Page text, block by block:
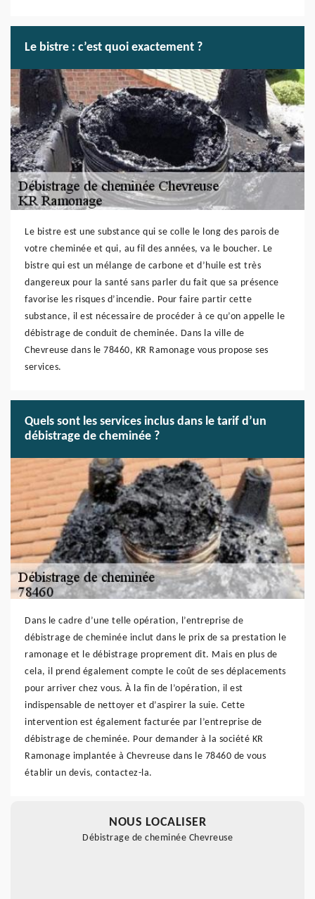
Le bistre : c’est quoi exactement ?
Le bistre est une substance qui se colle le long des parois de
votre cheminée et qui, au fil des années, va le boucher. Le
bistre qui est un mélange de carbone et d’huile est très
dangereux pour la santé sans parler du fait que sa présence
favorise les risques d’incendie. Pour faire partir cette
substance, il est nécessaire de procéder à ce qu’on appelle le
débistrage de conduit de cheminée. Dans la ville de
Chevreuse dans le 78460, KR Ramonage vous propose ses
services.
Quels sont les services inclus dans le tarif d’un
débistrage de cheminée ?
Dans le cadre d’une telle opération, l’entreprise de
débistrage de cheminée inclut dans le prix de sa prestation le
ramonage et le débistrage proprement dit. Mais en plus de
cela, il prend également compte le coût de ses déplacements
pour arriver chez vous. À la fin de l’opération, il est
indispensable de nettoyer et d’aspirer la suie. Cette
intervention est également facturée par l’entreprise de
débistrage de cheminée. Pour demander à la société KR
Ramonage implantée à Chevreuse dans le 78460 de vous
établir un devis, contactez-la.
NOUS LOCALISER
Débistrage de cheminée Chevreuse